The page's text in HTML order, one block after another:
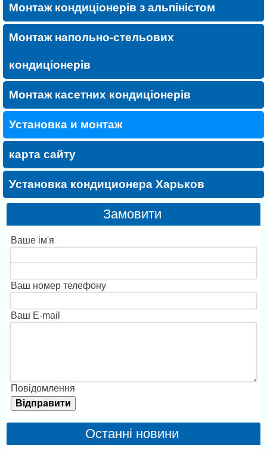
Монтаж кондиціонерів з альпіністом
Монтаж напольно-стельових
кондиціонерів
Монтаж касетних кондиціонерів
Установка и монтаж
карта сайту
Установка кондиционера Харьков
Замовити
Ваше ім'я
Ваш номер телефону
Ваш E-mail
Повідомлення
Останні новини